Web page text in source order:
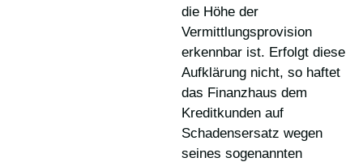
die Höhe der
Vermittlungsprovision
erkennbar ist. Erfolgt diese
Aufklärung nicht, so haftet
das Finanzhaus dem
Kreditkunden auf
Schadensersatz wegen
seines sogenannten